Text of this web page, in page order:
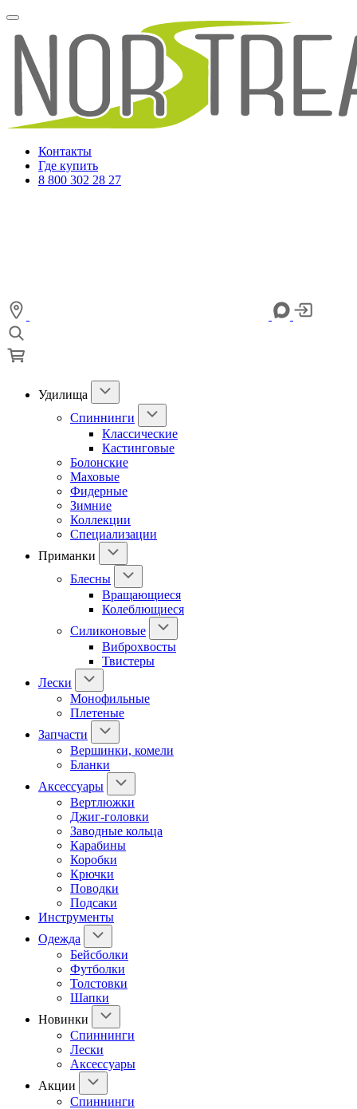
Контакты
Где купить
8 800 302 28 27
Удилища
Спиннинги
Классические
Кастинговые
Болонские
Маховые
Фидерные
Зимние
Коллекции
Специализации
Приманки
Блесны
Вращающиеся
Колеблющиеся
Силиконовые
Виброхвосты
Твистеры
Лески
Монофильные
Плетеные
Запчасти
Вершинки, комели
Бланки
Аксессуары
Вертлюжки
Джиг-головки
Заводные кольца
Карабины
Коробки
Крючки
Поводки
Подсаки
Инструменты
Одежда
Бейсболки
Футболки
Толстовки
Шапки
Новинки
Спиннинги
Лески
Аксессуары
Акции
Спиннинги